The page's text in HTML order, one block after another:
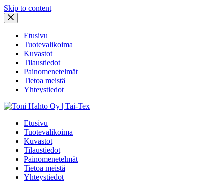
Skip to content
Etusivu
Tuotevalikoima
Kuvastot
Tilaustiedot
Painomenetelmät
Tietoa meistä
Yhteystiedot
Etusivu
Tuotevalikoima
Kuvastot
Tilaustiedot
Painomenetelmät
Tietoa meistä
Yhteystiedot